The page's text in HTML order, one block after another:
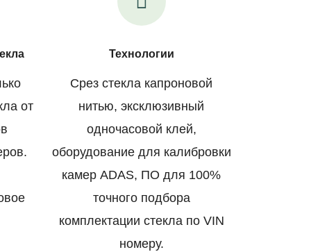
от
Технологии
Срез стекла капроновой
нитью, эксклюзивный
одночасовой клей,
оборудование для калибровки
камер ADAS, ПО для 100%
точного подбора
комплектации стекла по VIN
номеру.